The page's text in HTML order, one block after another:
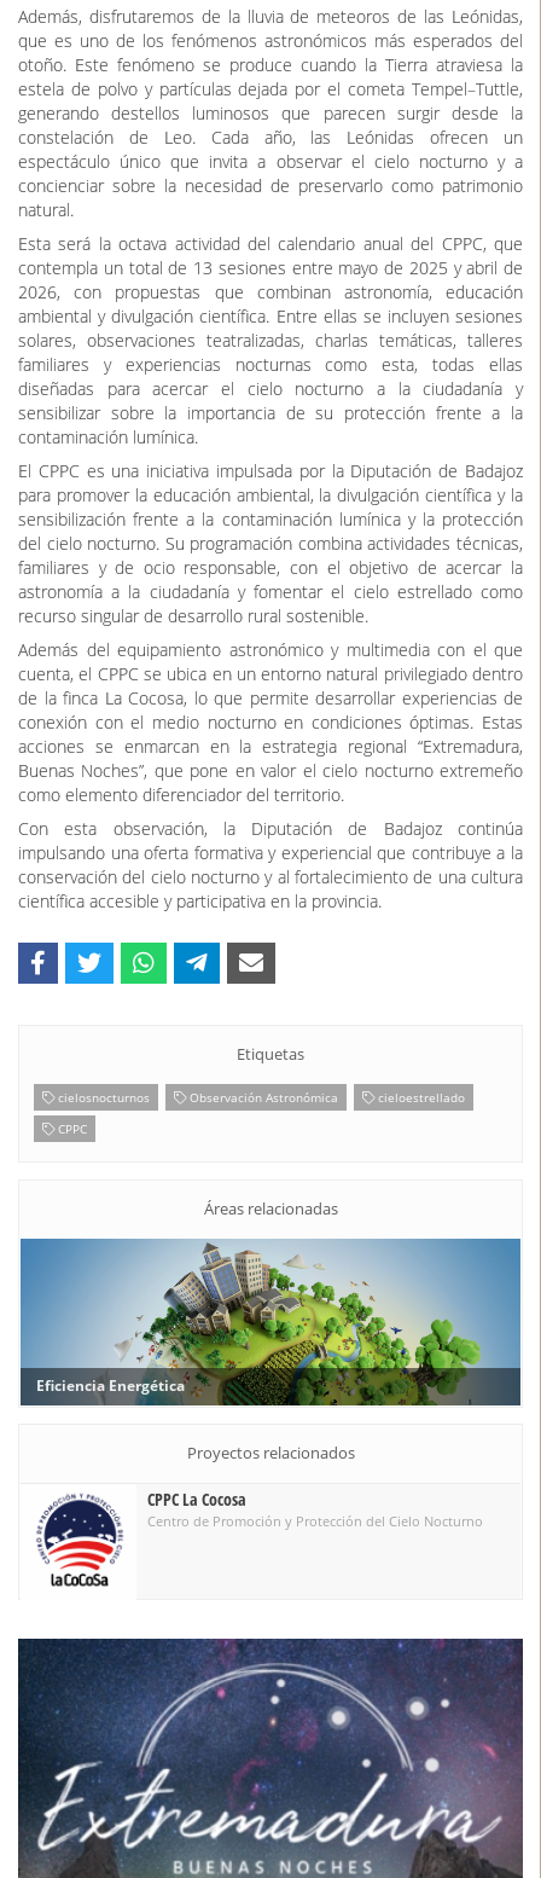
Para facilitar la participación y reducir el impacto medio ambiental,
se ofrecerá transporte gratuito desde Badajoz, evitando el uso de
vehículos privados. Las plazas están limitadas a 50 personas, y las
inscripciones podrán realizarse, a partir del 4 de noviembre a las
10.00h, a través del siguiente formulario:
https://sostenibilidad.dip-badajoz.es/oficina-
virtual/formularios&f=actividades-generales
El Brazo de Orión es uno de los brazos espirales de la Vía Láctea,
la galaxia donde se encuentra nuestro Sistema Solar. Se trata de
una región formada por miles de millones de estrellas, nubes de
gas y polvo interestelar, que alberga algunas de las constelaciones
más reconocibles del cielo nocturno, como Orión, Géminis, Can
Mayor o Perseo. Desde la Tierra, esta zona de la galaxia es visible
durante los meses de invierno y representa una de las áreas más
brillantes y ricas en objetos celestes observables, lo que la
convierte en un referente para la divulgación y la observación
astronómica.
Además, disfrutaremos de la lluvia de meteoros de las Leónidas,
que es uno de los fenómenos astronómicos más esperados del
otoño. Este fenómeno se produce cuando la Tierra atraviesa la
estela de polvo y partículas dejada por el cometa Tempel–Tuttle,
generando destellos luminosos que parecen surgir desde la
constelación de Leo. Cada año, las Leónidas ofrecen un
espectáculo único que invita a observar el cielo nocturno y a
concienciar sobre la necesidad de preservarlo como patrimonio
natural.
Esta será la octava actividad del calendario anual del CPPC, que
contempla un total de 13 sesiones entre mayo de 2025 y abril de
2026, con propuestas que combinan astronomía, educación
ambiental y divulgación científica. Entre ellas se incluyen sesiones
solares, observaciones teatralizadas, charlas temáticas, talleres
familiares y experiencias nocturnas como esta, todas ellas
diseñadas para acercar el cielo nocturno a la ciudadanía y
sensibilizar sobre la importancia de su protección frente a la
contaminación lumínica.
para promover la educación ambiental, la divulgación científica y la
sensibilización frente a la contaminación lumínica y la protección
astronomía a la ciudadanía y fomentar el cielo estrellado como
recurso singular de desarrollo rural sostenible.
Además del equipamiento astronómico y multimedia con el que
cuenta, el CPPC se ubica en un entorno natural privilegiado dentro
acciones se enmarcan en la estrategia regional “Extremadura,
como elemento diferenciador del territorio.
Con esta observación, la Diputación de Badajoz continúa
impulsando una oferta formativa y experiencial que contribuye a la
conservación del cielo nocturno y al fortalecimiento de una cultura
científica accesible y participativa en la provincia.
Etiquetas
cielosnocturnos
CPPC
Áreas relacionadas
Eficiencia Energética